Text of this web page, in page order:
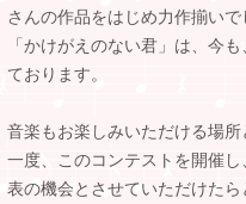
さんの作品をはじめ力作揃い
「かけがえのない君」は、今
ております。
音楽もお楽しみいただける場
一度、このコンテストを開催
表の機会とさせていただけた